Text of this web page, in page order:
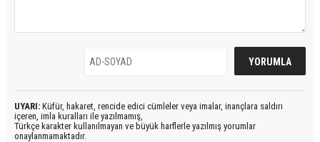
UYARI: Küfür, hakaret, rencide edici cümleler veya imalar, inançlara saldırı
içeren, imla kuralları ile yazılmamış,
Türkçe karakter kullanılmayan ve büyük harflerle yazılmış yorumlar
onaylanmamaktadır.